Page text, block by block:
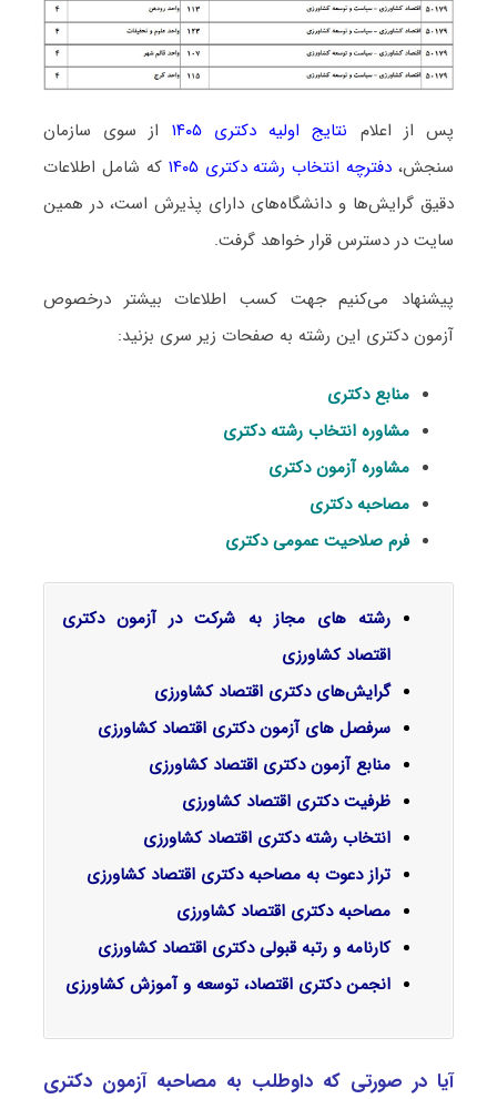
پس از اعلام نتایج اولیه دکتری ۱۴۰۵
از سوی سازمان
سنجش، دفترچه انتخاب رشته دکتری ۱۴۰۵
که شامل اطلاعات
دقیق گرایش‌ها و دانشگاه‌های دارای پذیرش است، در همین
سایت در دسترس قرار خواهد گرفت.
پیشنهاد می‌کنیم جهت کسب اطلاعات بیشتر درخصوص
آزمون دکتری این رشته به صفحات زیر سری بزنید:
منابع دکتری
مشاوره انتخاب رشته دکتری
مشاوره آزمون دکتری
مصاحبه دکتری
فرم صلاحیت عمومی دکتری
رشته های مجاز به شرکت در آزمون دکتری
اقتصاد کشاورزی
گرایش‌های دکتری اﻗﺘﺼﺎد ﻛﺸﺎورزی
سرفصل‌ های آزمون دکتری اقتصاد کشاورزی
منابع آزمون دکتری اقتصاد کشاورزی
ظرفیت دکتری اقتصاد کشاورزی
انتخاب رشته دکتری اقتصاد کشاورزی
تراز دعوت به مصاحبه دکتری اقتصاد کشاورزی
مصاحبه دکتری اقتصاد کشاورزی
کارنامه و رتبه قبولی دکتری اقتصاد کشاورزی
انجمن دکتری اقتصاد، توسعه و آموزش کشاورزی
آیا در صورتی که داوطلب به مصاحبه آزمون دکتری